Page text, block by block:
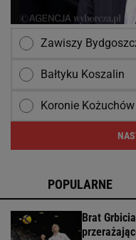
Zawiszy
Bałtyku Koszalin
Koronie Kożuchów
POPULARNE
Brat